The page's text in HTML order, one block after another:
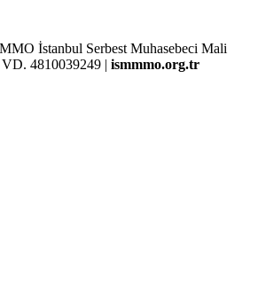
İstanbul Serbest Muhasebeci Mali
4810039249 | ismmmo.org.tr